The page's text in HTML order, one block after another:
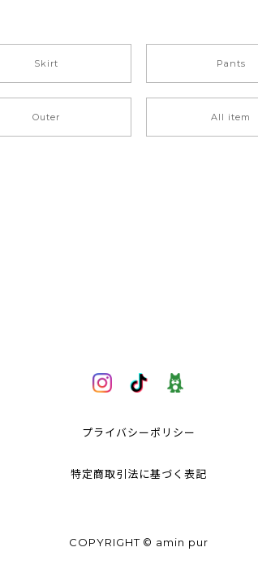
Skirt Pants
Outer All item
プライバシーポリシー
特定商取引法に基づく表記
COPYRIGHT © amin pur